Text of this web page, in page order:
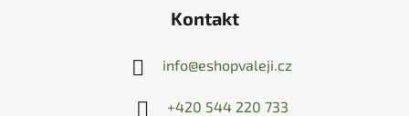
Kontakt
info@eshopvaleji.cz
+420 544 220 733